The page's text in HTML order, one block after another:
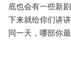
底也会有一些新
下来就给你们讲
同一天，哪部你